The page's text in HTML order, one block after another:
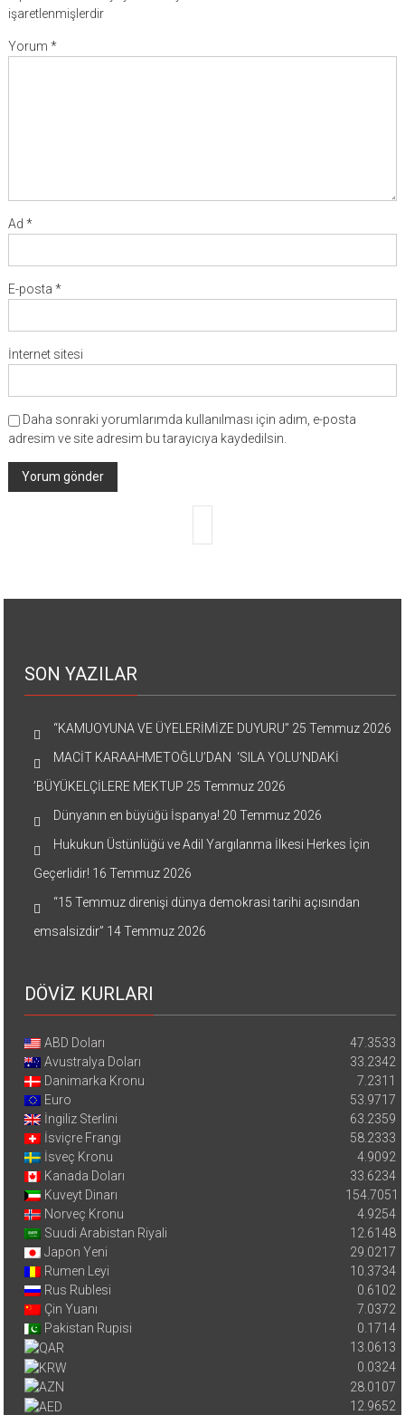
işaretlenmişlerdir
Yorum *
Ad *
E-posta *
İnternet sitesi
Daha sonraki yorumlarımda kullanılması için adım, e-posta
adresim ve site adresim bu tarayıcıya kaydedilsin.
SON YAZILAR
“KAMUOYUNA VE ÜYELERİMİZE DUYURU” 25 Temmuz 2026
MACİT KARAAHMETOĞLU’DAN ‘SILA YOLU’NDAKİ
’BÜYÜKELÇİLERE MEKTUP 25 Temmuz 2026
Dünyanın en büyüğü İspanya! 20 Temmuz 2026
Hukukun Üstünlüğü ve Adil Yargılanma İlkesi Herkes İçin
Geçerlidir! 16 Temmuz 2026
“15 Temmuz direnişi dünya demokrasi tarihi açısından
emsalsizdir” 14 Temmuz 2026
DÖVİZ KURLARI
ABD Doları
47.3533
Avustralya Doları
33.2342
Danimarka Kronu
7.2311
Euro
53.9717
İngiliz Sterlini
63.2359
İsviçre Frangı
58.2333
İsveç Kronu
4.9092
Kanada Doları
33.6234
Kuveyt Dinarı
154.7051
Norveç Kronu
4.9254
Suudi Arabistan Riyali
12.6148
Japon Yeni
29.0217
Rumen Leyi
10.3734
Rus Rublesi
0.6102
Çin Yuanı
7.0372
Pakistan Rupisi
0.1714
13.0613
0.0324
28.0107
12.9652